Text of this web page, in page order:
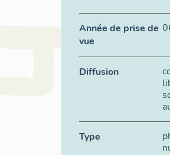
Année de prise de
vue
Diffusion
Type